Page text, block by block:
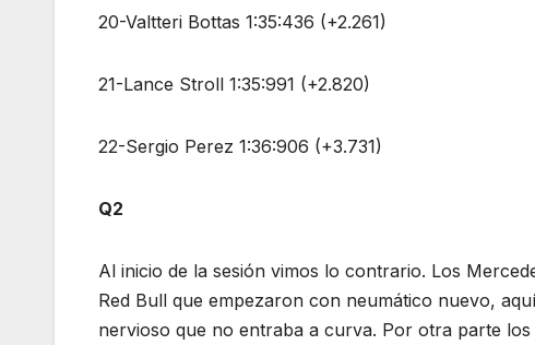
20-Valtteri Bottas 1:35:436 (+2.261)
21-Lance Stroll 1:35:991 (+2.820)
22-Sergio Perez 1:36:906 (+3.731)
Q2
Al inicio de la sesión vimos lo contrario. Los
Red Bull que empezaron con neumático nuevo,
nervioso que no entraba a curva. Por otra parte